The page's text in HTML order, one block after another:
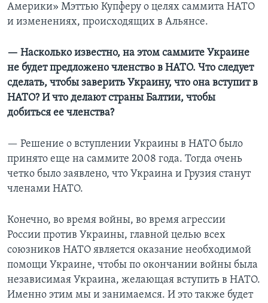
Америки» Мэттью Купферу о целях саммита НАТО
и изменениях, происходящих в Альянсе.
— Насколько известно, на этом саммите Украине
не будет предложено членство в НАТО. Что следует
сделать, чтобы заверить Украину, что она вступит в
НАТО? И что делают страны Балтии, чтобы
добиться ее членства?
— Решение о вступлении Украины в НАТО было
принято еще на саммите 2008 года. Тогда очень
четко было заявлено, что Украина и Грузия станут
членами НАТО.
Конечно, во время войны, во время агрессии
России против Украины, главной целью всех
союзников НАТО является оказание необходимой
помощи Украине, чтобы по окончании войны была
независимая Украина, желающая вступить в НАТО.
Именно этим мы и занимаемся. И это также будет